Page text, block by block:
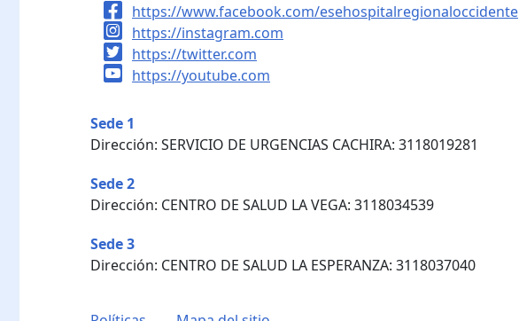
https://www.facebook.com/esehospitalregionaloccidente
https://instagram.com
https://twitter.com
https://youtube.com
Sede 1
Dirección: SERVICIO DE URGENCIAS CACHIRA: 3118019281
Sede 2
Dirección: CENTRO DE SALUD LA VEGA: 3118034539
Sede 3
Dirección: CENTRO DE SALUD LA ESPERANZA: 3118037040